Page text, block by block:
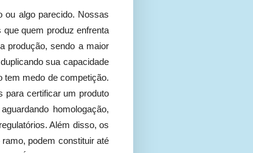
ou algo parecido. Nossas
quem produz enfrenta
produção, sendo a maior
sua capacidade
tem medo de competição.
para certificar um produto
homologação,
Além disso, os
podem constituir até